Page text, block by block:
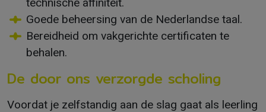
Goede beheersing van de Nederlandse taal.
Bereidheid om vakgerichte certificaten te
behalen.
De door ons verzorgde scholing
Voordat je zelfstandig aan de slag gaat als leerling